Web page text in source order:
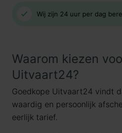
Wij zijn 24 uur per dag
Waarom kiezen
Uitvaart24?
Goedkope Uitvaart24 vindt
waardig en persoonlijk
eerlijk tarief.